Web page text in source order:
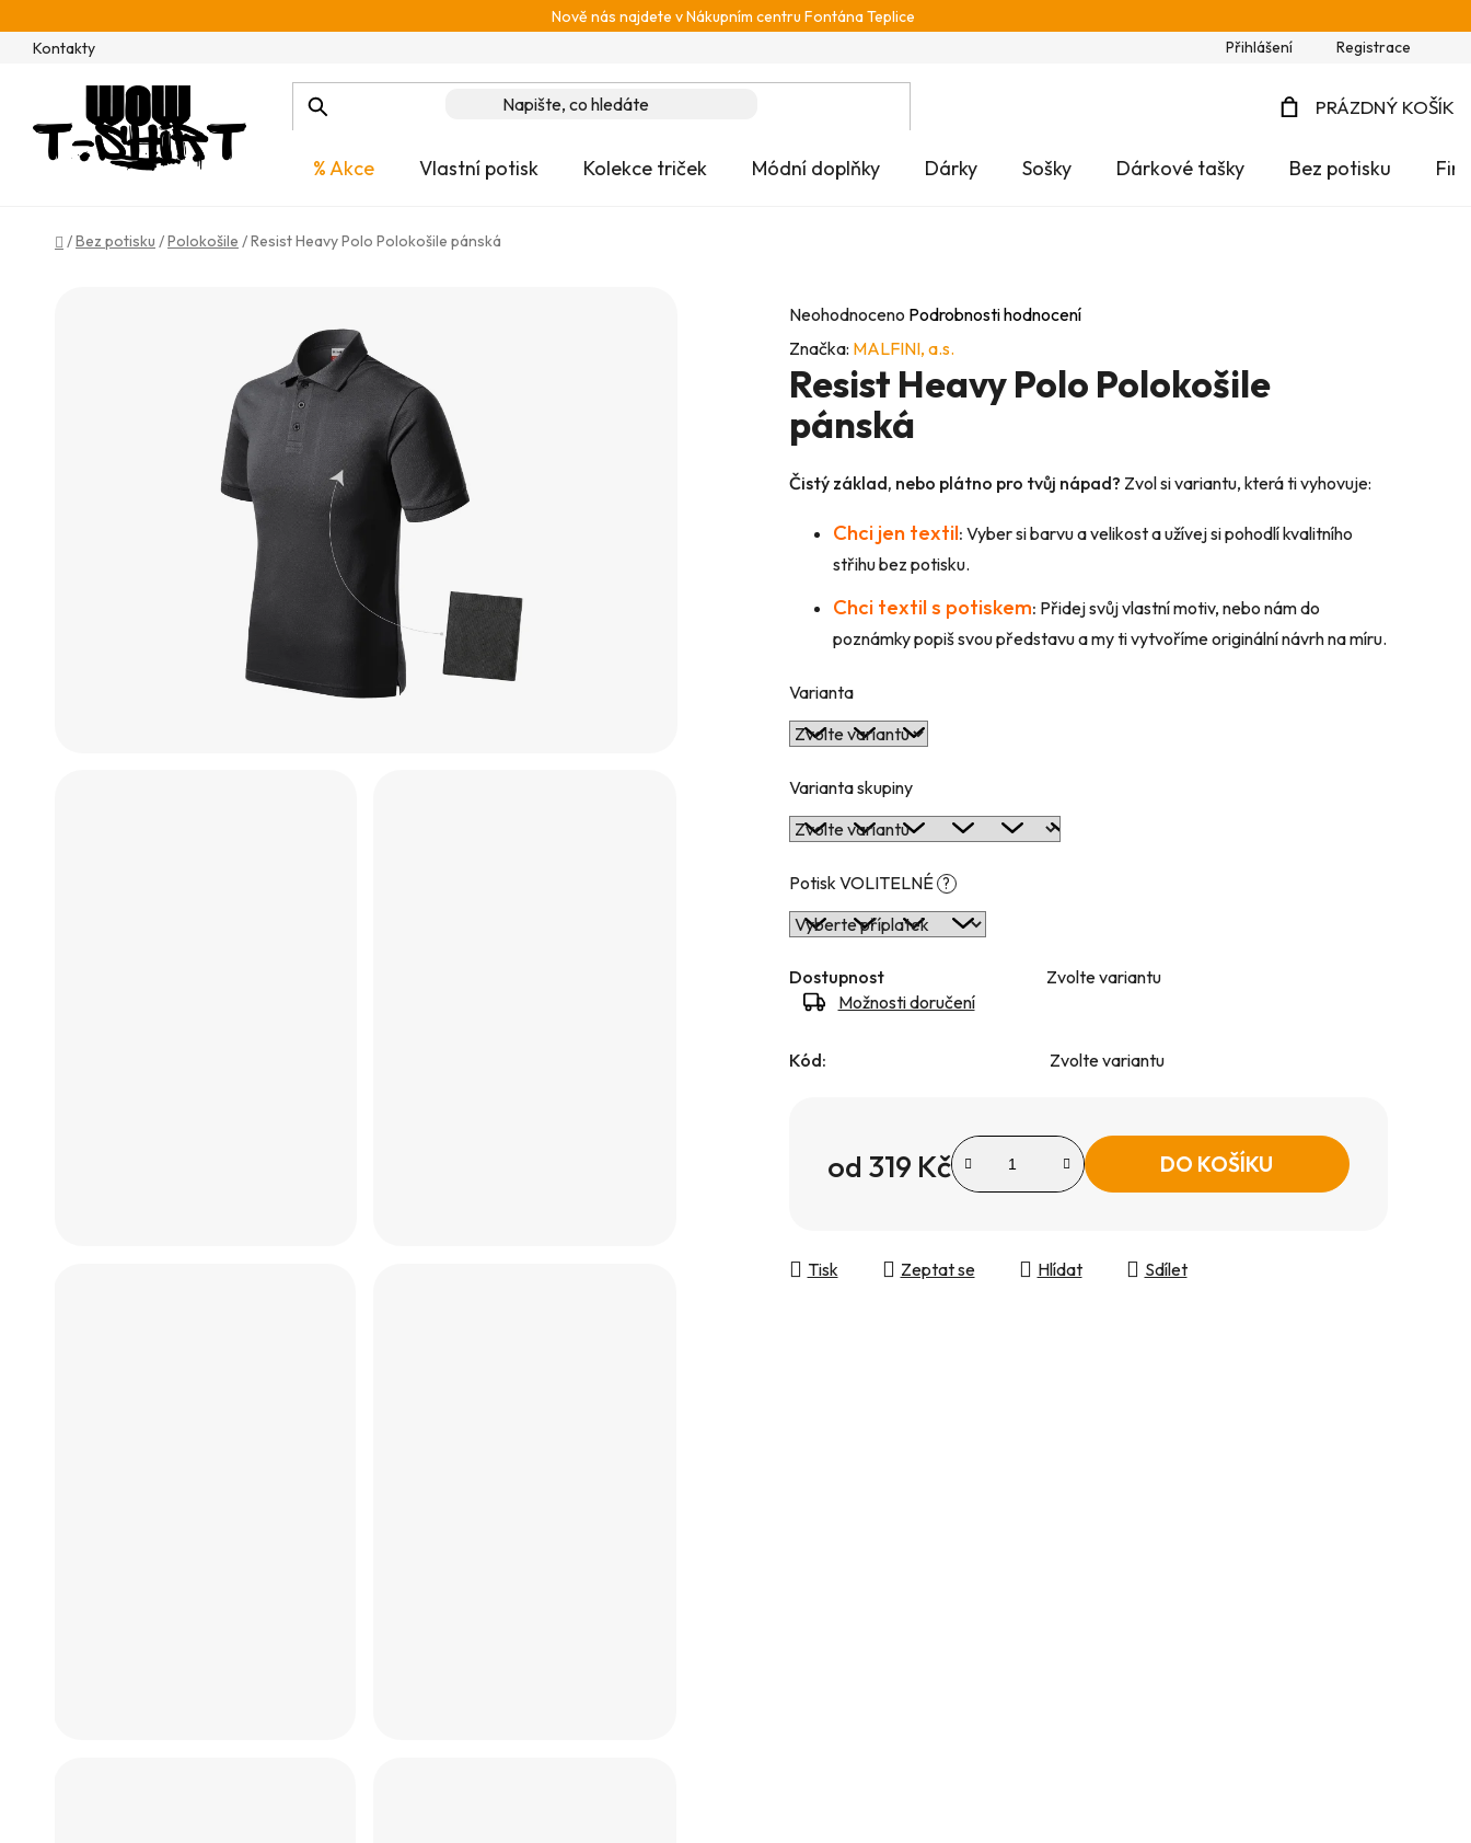
na
obsah
Nově nás najdete v Nákupním centru Fontána Teplice
Kontakty
Přihlášení Registrace
PRÁZDNÝ KOŠÍK
% Akce Vlastní potisk Kolekce triček Módní doplňky Dárky Sošky Dárkové tašky Bez potisku
Domů
/Bez potisku /Polokošile /Resist Heavy Polo Polokošile pánská
Průměrné
hodnocení
produktu
je
0,0
5
Neohodnoceno Podrobnosti hodnocení
Značka: MALFINI, a.s.
Resist Heavy Polo Polokošile
pánská
Čistý základ, nebo plátno pro tvůj nápad? Zvol si variantu, která ti vyhovuje:
Chci jen textil: Vyber si barvu a velikost a užívej si pohodlí kvalitního
střihu bez potisku.
Chci textil s potiskem: Přidej svůj vlastní motiv, nebo nám do
poznámky popiš svou představu a my ti vytvoříme originální návrh na míru.
Varianta
Varianta skupiny
Potisk VOLITELNÉ ?
Dostupnost
Zvolte variantu
Možnosti doručení
Kód: Zvolte variantu
od 319 Kč DO KOŠÍKU
Tisk Zeptat se Hlídat Sdílet